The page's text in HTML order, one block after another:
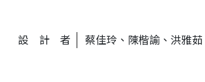
設計者 蔡佳玲、陳楷諭、洪雅